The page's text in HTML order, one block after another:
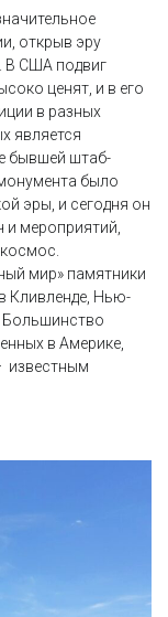
открыв эру
В США подвиг
ценят, и в его
в разных
является
бывшей штаб-
было
эры, и сегодня он
и мероприятий,
мир» памятники
Кливленде, Нью-
Большинство
в Америке,
известным